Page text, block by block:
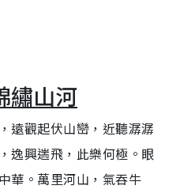
繡山河
遠觀起伏山巒，近聽潺潺
逸興遄飛，此樂何極。眼
華。萬里河山，氣吞牛